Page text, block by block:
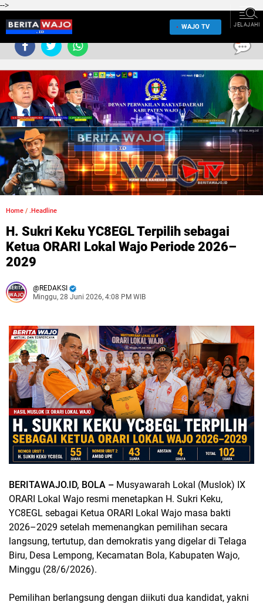
-->
WAJO TV JELAJAHI
Home / .Headline
H. Sukri Keku YC8EGL Terpilih sebagai
Ketua ORARI Lokal Wajo Periode 2026–
2029
REDAKSI
Minggu, 28 Juni 2026, 4:08 PM WIB
BERITAWAJO.ID, BOLA – Musyawarah Lokal (Muslok) IX
ORARI Lokal Wajo resmi menetapkan H. Sukri Keku,
YC8EGL sebagai Ketua ORARI Lokal Wajo masa bakti
2026–2029 setelah memenangkan pemilihan secara
langsung, tertutup, dan demokratis yang digelar di Telaga
Biru, Desa Lempong, Kecamatan Bola, Kabupaten Wajo,
Minggu (28/6/2026).
Pemilihan berlangsung dengan diikuti dua kandidat, yakni